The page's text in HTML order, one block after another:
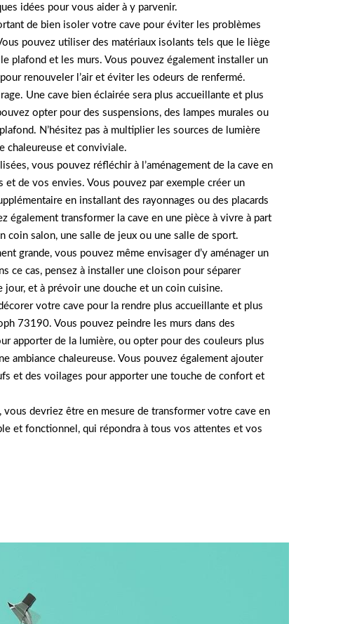
idées pour vous aider à y parvenir.
de bien isoler votre cave pour éviter les problèmes
pouvez utiliser des matériaux isolants tels que le liège
plafond et les murs. Vous pouvez également installer un
renouveler l’air et éviter les odeurs de renfermé.
Une cave bien éclairée sera plus accueillante et plus
opter pour des suspensions, des lampes murales ou
N’hésitez pas à multiplier les sources de lumière
chaleureuse et conviviale.
vous pouvez réfléchir à l’aménagement de la cave en
de vos envies. Vous pouvez par exemple créer un
en installant des rayonnages ou des placards
également transformer la cave en une pièce à vivre à part
coin salon, une salle de jeux ou une salle de sport.
grande, vous pouvez même envisager d’y aménager un
ce cas, pensez à installer une cloison pour séparer
jour, et à prévoir une douche et un coin cuisine.
votre cave pour la rendre plus accueillante et plus
73190. Vous pouvez peindre les murs dans des
apporter de la lumière, ou opter pour des couleurs plus
ambiance chaleureuse. Vous pouvez également ajouter
et des voilages pour apporter une touche de confort et
vous devriez être en mesure de transformer votre cave en
et fonctionnel, qui répondra à tous vos attentes et vos